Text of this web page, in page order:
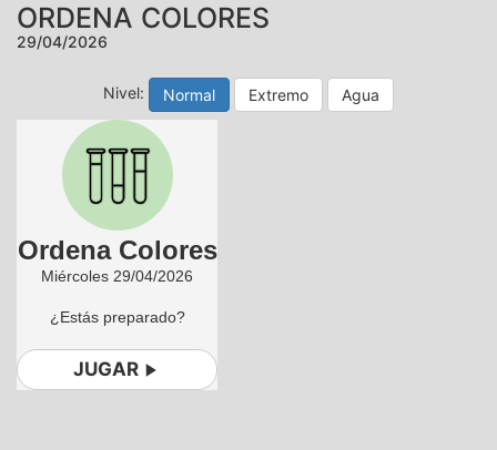
ORDENA COLORES
29/04/2026
Nivel: Normal Extremo Agua
Ordena Colores
Miércoles 29/04/2026
¿Estás preparado?
JUGAR